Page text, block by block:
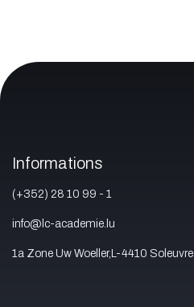
Informations
(+352) 28 10 99 - 1
info@lc-academie.lu
1a Zone Uw Woeller,L-4410 Soleuvre